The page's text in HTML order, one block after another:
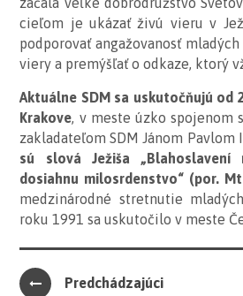
cieľom je ukázať živú vieru v
podporovať angažovanosť
viery a premýšľať o odkaze, ktorý
Aktuálne SDM sa uskutočňujú od
Krakove, v meste úzko spojenom
zakladateľom SDM Jánom Pavlom
sú slová Ježiša
dosiahnu milosrdenstvo“ (por.
medzinárodné stretnutie
roku 1991 sa uskutočilo v meste
Predchádzajúci